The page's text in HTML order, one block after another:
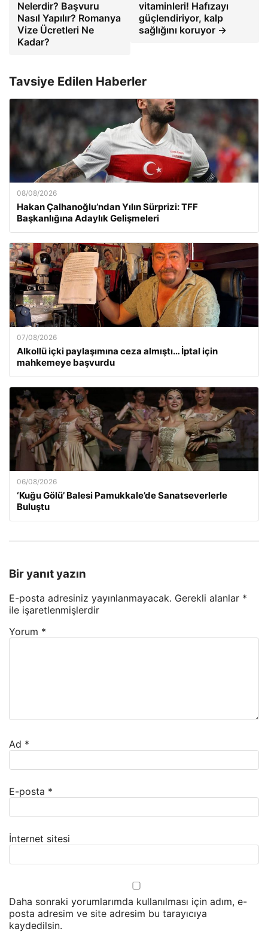
Nelerdir? Başvuru
Nasıl Yapılır? Romanya
Vize Ücretleri Ne
Kadar?
vitaminleri! Hafızayı
güçlendiriyor, kalp
sağlığını koruyor →
Tavsiye Edilen Haberler
08/08/2026
Hakan Çalhanoğlu’ndan Yılın Sürprizi: TFF
Başkanlığına Adaylık Gelişmeleri
07/08/2026
Alkollü içki paylaşımına ceza almıştı… İptal için
mahkemeye başvurdu
06/08/2026
‘Kuğu Gölü’ Balesi Pamukkale’de Sanatseverlerle
Buluştu
Bir yanıt yazın
E-posta adresiniz yayınlanmayacak. Gerekli alanlar *
ile işaretlenmişlerdir
Yorum *
Ad *
E-posta *
İnternet sitesi
Daha sonraki yorumlarımda kullanılması için adım, e-
posta adresim ve site adresim bu tarayıcıya
kaydedilsin.